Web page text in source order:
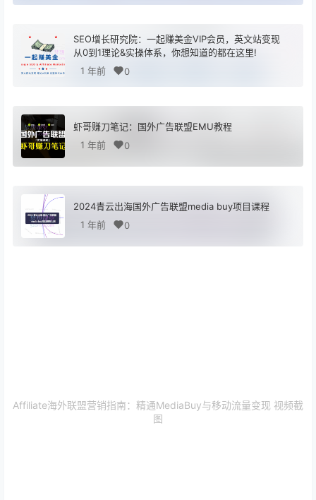
SEO增长研究院：一起赚美金VIP会员，英文站变现
从0到1理论&实操体系，你想知道的都在这里!
1 年前
0
虾哥赚刀笔记：国外广告联盟EMU教程
1 年前
0
2024青云出海国外广告联盟media buy项目课程
1 年前
0